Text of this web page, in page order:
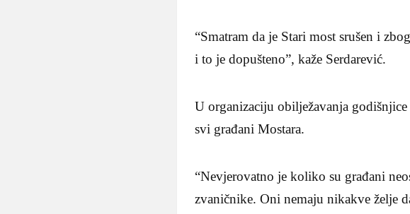
“Smatram da je Stari most srušen i
i to je dopušteno”, kaže Serdarević.
U organizaciju obilježavanja
svi građani Mostara.
“Nevjerovatno je koliko su građani
zvaničnike. Oni nemaju nikakve želje